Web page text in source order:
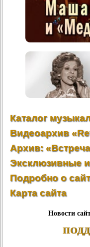
Каталог
Видеоархив
Архив:
Эксклюзивные
Подробно о
Карта сайта
Новости